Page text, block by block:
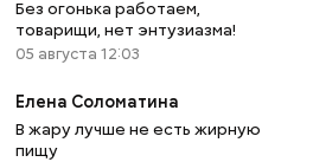
Без огонька работаем,
товарищи, нет энтузиазма!
05 августа 12:03
Елена Соломатина
В жару лучше не есть жирную
пищу